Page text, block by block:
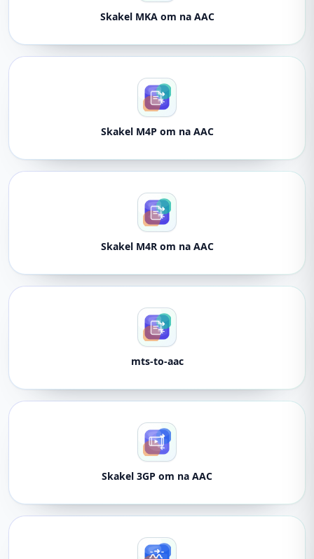
Skakel MKA om na AAC
Skakel M4P om na AAC
Skakel M4R om na AAC
mts-to-aac
Skakel 3GP om na AAC